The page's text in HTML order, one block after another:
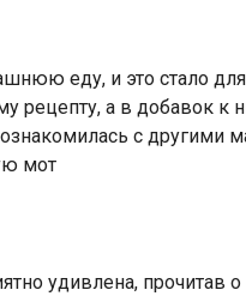
еду, и это стало
рецепту, а в добавок
с другими
мот
удивлена, прочитав